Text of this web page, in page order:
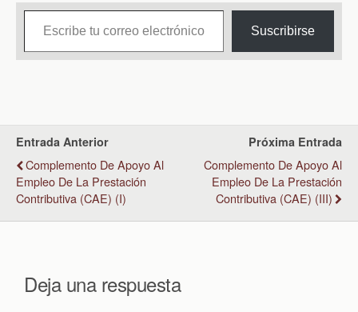
Escribe tu correo electrónico…
Suscribirse
Entrada Anterior
Complemento De Apoyo Al
Empleo De La Prestación
Contributiva (CAE) (I)
Próxima Entrada
Complemento De Apoyo Al
Empleo De La Prestación
Contributiva (CAE) (III)
Deja una respuesta